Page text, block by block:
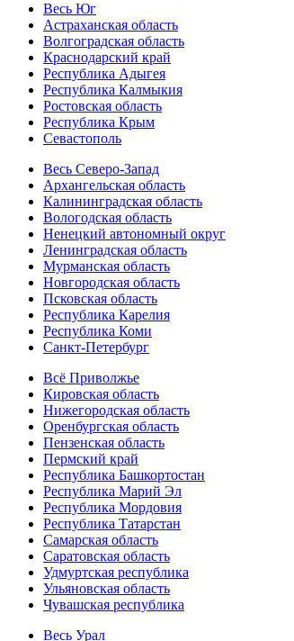
Весь Юг
Астраханская область
Волгоградская область
Краснодарский край
Республика Адыгея
Республика Калмыкия
Ростовская область
Республика Крым
Севастополь
Весь Северо-Запад
Архангельская область
Калининградская область
Вологодская область
Ненецкий автономный округ
Ленинградская область
Мурманская область
Новгородская область
Псковская область
Республика Карелия
Республика Коми
Санкт-Петербург
Всё Приволжье
Кировская область
Нижегородская область
Оренбургская область
Пензенская область
Пермский край
Республика Башкортостан
Республика Марий Эл
Республика Мордовия
Республика Татарстан
Самарская область
Саратовская область
Удмуртская республика
Ульяновская область
Чувашская республика
Весь Урал